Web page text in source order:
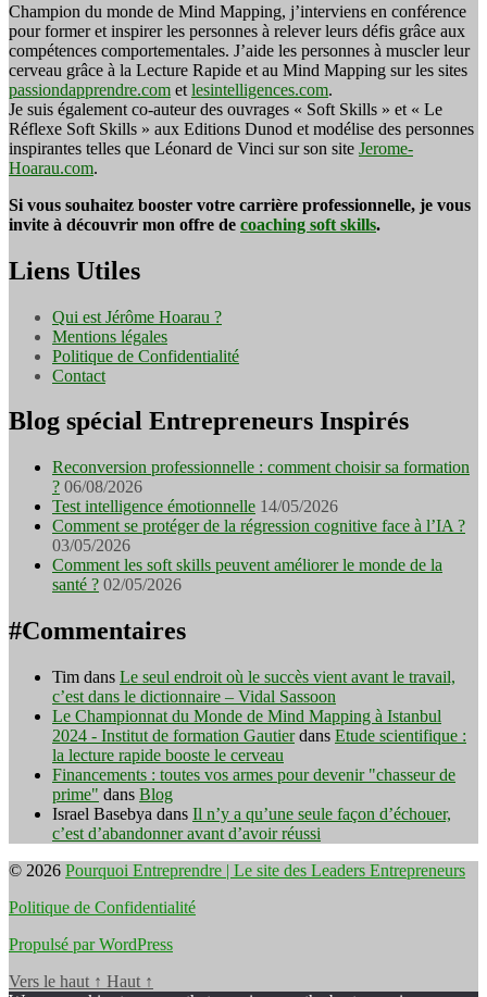
Champion du monde de Mind Mapping, j’interviens en conférence
pour former et inspirer les personnes à relever leurs défis grâce aux
compétences comportementales. J’aide les personnes à muscler leur
cerveau grâce à la Lecture Rapide et au Mind Mapping sur les sites
passiondapprendre.com et lesintelligences.com.
Je suis également co-auteur des ouvrages « Soft Skills » et « Le
Réflexe Soft Skills » aux Editions Dunod et modélise des personnes
inspirantes telles que Léonard de Vinci sur son site Jerome-
Hoarau.com.
Si vous souhaitez booster votre carrière professionnelle, je vous
invite à découvrir mon offre de coaching soft skills.
Liens Utiles
Qui est Jérôme Hoarau ?
Mentions légales
Politique de Confidentialité
Contact
Blog spécial Entrepreneurs Inspirés
Reconversion professionnelle : comment choisir sa formation
? 06/08/2026
Test intelligence émotionnelle 14/05/2026
Comment se protéger de la régression cognitive face à l’IA ?
03/05/2026
Comment les soft skills peuvent améliorer le monde de la
santé ? 02/05/2026
#Commentaires
Tim dans Le seul endroit où le succès vient avant le travail,
c’est dans le dictionnaire – Vidal Sassoon
Le Championnat du Monde de Mind Mapping à Istanbul
2024 - Institut de formation Gautierdans Etude scientifique :
la lecture rapide booste le cerveau
Financements : toutes vos armes pour devenir "chasseur de
prime" dans Blog
Israel Basebya dans Il n’y a qu’une seule façon d’échouer,
c’est d’abandonner avant d’avoir réussi
© 2026 Pourquoi Entreprendre | Le site des Leaders Entrepreneurs
Politique de Confidentialité
Propulsé par WordPress
Vers le haut ↑ Haut ↑